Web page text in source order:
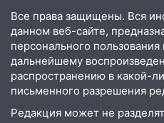
09:52 Ночью
соседними
областью
09:41 Диана
Бога в СИЗО
Все права защищены. Вся
данном веб-сайте,
персонального
дальнейшему
распространению в какой-
письменного разрешения
Редакция может не